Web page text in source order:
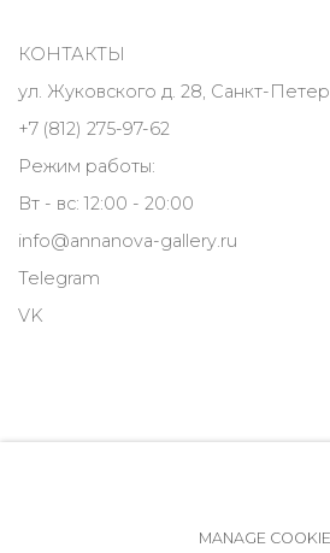
КОНТАКТЫ
ул. Жуковского д. 28, Санкт-
+7 (812) 275-97-62
Режим работы:
Вт - вс: 12:00 - 20:00
info@annanova-gallery.ru
Telegram
VK
MANAGE